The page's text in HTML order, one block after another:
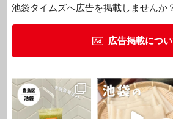
池袋タイムズへ広告を掲載しませんか
広告掲載につ